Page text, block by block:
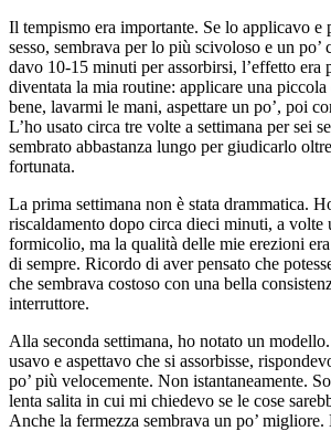
Il tempismo era importante. Se lo applicavo e
sesso, sembrava per lo più scivoloso e un
davo 10-15 minuti per assorbirsi, l’effetto era
diventata la mia routine: applicare una piccola
bene, lavarmi le mani, aspettare un po’, poi
L’ho usato circa tre volte a settimana per sei
sembrato abbastanza lungo per giudicarlo
fortunata.
La prima settimana non è stata drammatica.
riscaldamento dopo circa dieci minuti, a volte
formicolio, ma la qualità delle mie erezioni
di sempre. Ricordo di aver pensato che
che sembrava costoso con una bella
interruttore.
Alla seconda settimana, ho notato un
usavo e aspettavo che si assorbisse,
po’ più velocemente. Non istantaneamente.
lenta salita in cui mi chiedevo se le cose
Anche la fermezza sembrava un po’ migliore.